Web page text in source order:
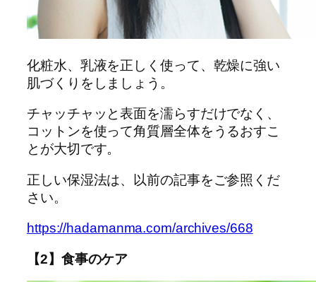
化粧水、乳液を正しく使って、乾燥に強い
肌づくりをしましょう。
チャッチャッと表面を濡らすだけでなく、
コットンを使って角質層全体をうるおすこ
とが大切です。
正しい保湿法は、以前の記事をご参照くだ
さい。
https://hadamanma.com/archives/668
【2】食事のケア